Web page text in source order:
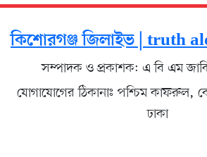
কিশোরগঞ্জ জিলাইভ | truth
সম্পাদক ও প্রকাশক: এ বি এম
যোগাযোগের ঠিকানাঃ পশ্চিম কাফরুল,
ঢাকা